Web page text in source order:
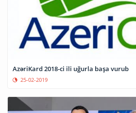
AzəriKard 2018-ci ili uğurla başa vurub
25-02-2019